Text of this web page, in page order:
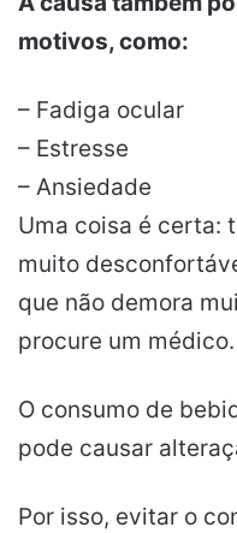
motivos, como:
– Fadiga ocular
– Estresse
– Ansiedade
Uma coisa é certa:
muito
que não demora
procure um médico.
O consumo de
pode causar
Por isso, evitar o